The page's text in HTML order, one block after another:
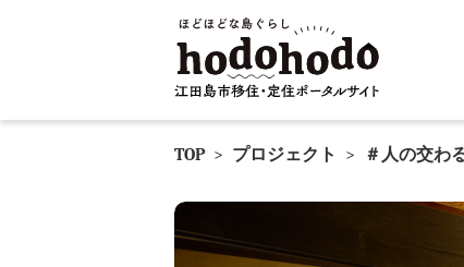
TOP> プロジェクト > ＃人の交わ